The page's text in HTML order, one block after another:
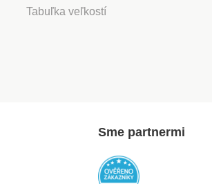
Tabuľka veľkostí
Sme partnermi